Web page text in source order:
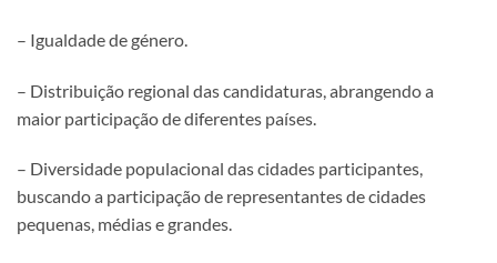
– Igualdade de género.
– Distribuição regional das candidaturas, abrangendo a
maior participação de diferentes países.
– Diversidade populacional das cidades participantes,
buscando a participação de representantes de cidades
pequenas, médias e grandes.